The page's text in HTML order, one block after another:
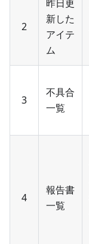
2
昨日更
新した
アイテ
ム
3
不具合
一覧
4
報告書
一覧